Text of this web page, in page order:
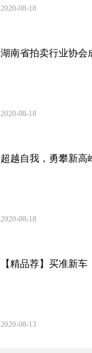
2020-08-18
湖南省拍卖行业协会
2020-08-18
超越自我，勇攀新高
2020-08-18
【精品荐】买准新
2020-08-13